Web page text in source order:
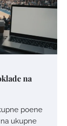
na
poene
ukupne